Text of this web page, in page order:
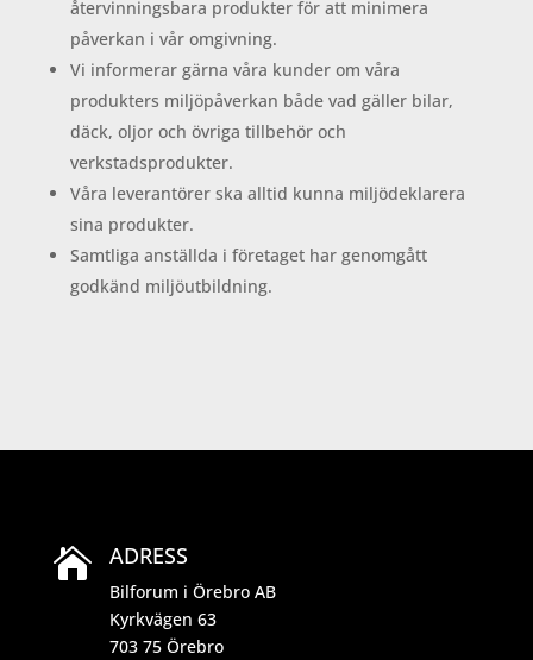
återvinningsbara produkter för att minimera
påverkan i vår omgivning.
Vi informerar gärna våra kunder om våra
produkters miljöpåverkan både vad gäller bilar,
däck, oljor och övriga tillbehör och
verkstadsprodukter.
Våra leverantörer ska alltid kunna miljödeklarera
sina produkter.
Samtliga anställda i företaget har genomgått
godkänd miljöutbildning.
 ADRESS
Bilforum i Örebro AB
Kyrkvägen 63
703 75 Örebro